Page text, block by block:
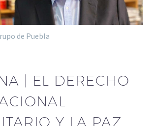
de Puebla
| EL DERECHO
Y LA PAZ